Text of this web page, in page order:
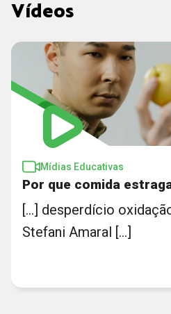
Vídeos
Mídias Educativas
Por que comida
[...] desperdício
Stefani Amaral [...]